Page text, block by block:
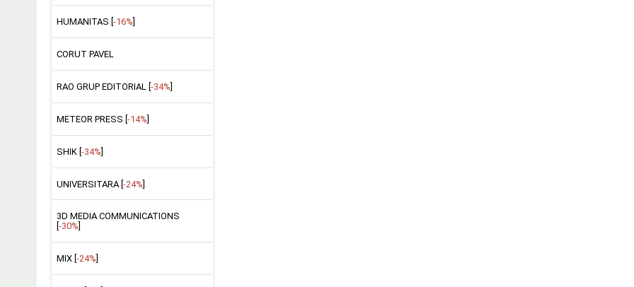
HUMANITAS [ -16%
CORUT PAVEL
RAO GRUP EDITORIAL [ -34%
METEOR PRESS [ -14%
SHIK [-34%]
UNIVERSITARA [-24%]
3D MEDIA COMMUNICATIONS
-30%
MIX [ -24%